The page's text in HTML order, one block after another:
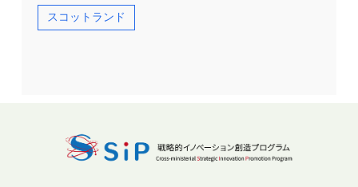
スコットランド